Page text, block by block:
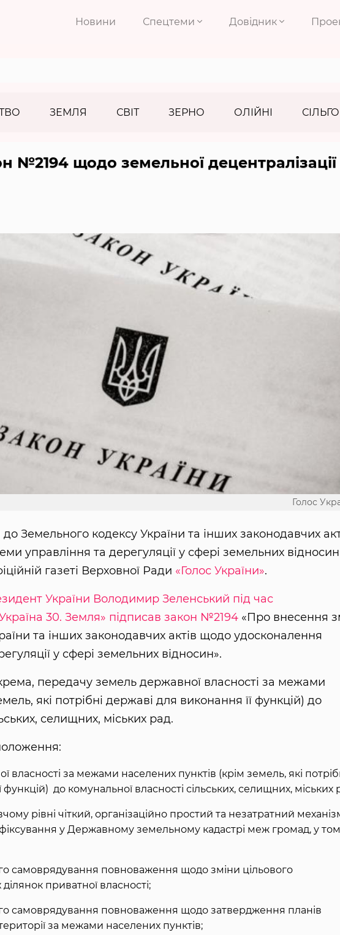
Новини Спецтеми Довідник
ЗЕМЛЯ СВІТ ЗЕРНО ОЛІЙНІ
№2194 щодо земельної децентралізації
Голос
Земельного кодексу України та інших законодавчих
управління та дерегуляції у сфері земельних
газеті Верховної Ради «Голос України».
України Володимир Зеленський під час
30. Земля» підписав закон №2194 «Про внесення
та інших законодавчих актів щодо удосконалення
у сфері земельних відносин».
передачу земель державної власності за межами
які потрібні державі для виконання її функцій) до
селищних, міських рад.
власності за межами населених пунктів (крім земель, які
до комунальної власності сільських, селищних, міських
рівні чіткий, організаційно простий та незатратний
у Державному земельному кадастрі меж громад, у
самоврядування повноваження щодо зміни цільового
приватної власності;
самоврядування повноваження щодо затвердження планів
за межами населених пунктів;